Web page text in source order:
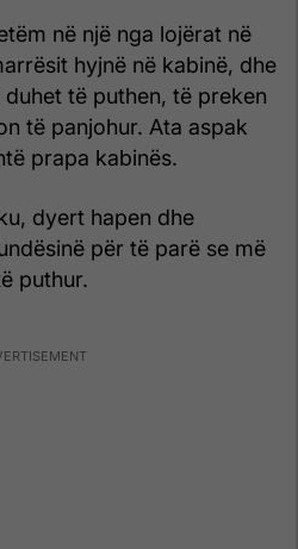
në një nga lojërat në
hyjnë në kabinë, dhe
të puthen, të preken
të panjohur. Ata aspak
prapa kabinës.
dyert hapen dhe
për të parë se më
puthur.